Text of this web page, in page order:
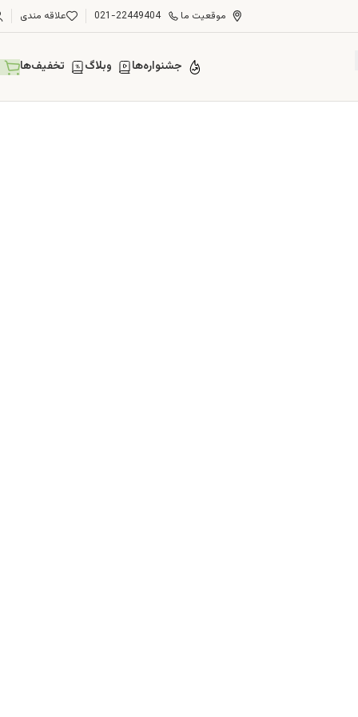
موقعیت ما 021-22449404 علاقه مندی
جشنواره‌ها وبلاگ تخفیف‌ها